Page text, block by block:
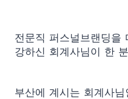
전문직 퍼스널브랜딩을
강하신 회계사님이 한
부산에 계시는 회계사